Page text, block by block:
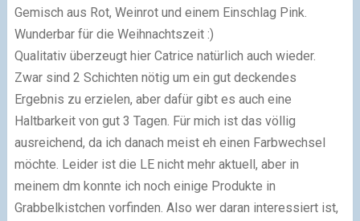
Gemisch aus Rot, Weinrot und einem Einschlag Pink.
Wunderbar für die Weihnachtszeit :)
Qualitativ überzeugt hier Catrice natürlich auch wieder.
Zwar sind 2 Schichten nötig um ein gut deckendes
Ergebnis zu erzielen, aber dafür gibt es auch eine
Haltbarkeit von gut 3 Tagen. Für mich ist das völlig
ausreichend, da ich danach meist eh einen Farbwechsel
möchte. Leider ist die LE nicht mehr aktuell, aber in
meinem dm konnte ich noch einige Produkte in
Grabbelkistchen vorfinden. Also wer daran interessiert ist,